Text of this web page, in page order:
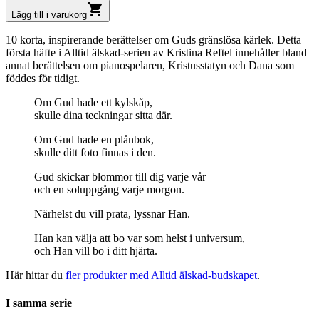
Lägg till i varukorgshopping_cart
10 korta, inspirerande berättelser om Guds gränslösa kärlek. Detta
första häfte i Alltid älskad-serien av Kristina Reftel innehåller bland
annat berättelsen om pianospelaren, Kristusstatyn och Dana som
föddes för tidigt.
Om Gud hade ett kylskåp,
skulle dina teckningar sitta där.
Om Gud hade en plånbok,
skulle ditt foto finnas i den.
Gud skickar blommor till dig varje vår
och en soluppgång varje morgon.
Närhelst du vill prata, lyssnar Han.
Han kan välja att bo var som helst i universum,
och Han vill bo i ditt hjärta.
Här hittar du fler produkter med Alltid älskad-budskapet.
I samma serie